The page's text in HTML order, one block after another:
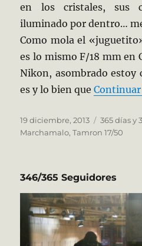
en los cristales, sus
iluminado por dentro…
Como mola el
es lo mismo F/18 mm en
Nikon, asombrado estoy
es y lo bien que
Publicado
el
19 diciembre, 2013 Categorías
365 días y
Marchamalo,Tamron 17/50
346/365 Seguidores